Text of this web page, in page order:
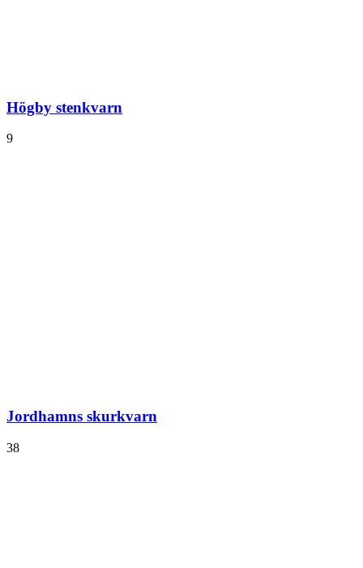
Högby stenkvarn
9
Jordhamns skurkvarn
38